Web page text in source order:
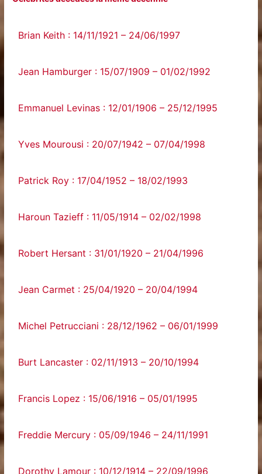
Brian Keith : 14/11/1921 – 24/06/1997
Jean Hamburger : 15/07/1909 – 01/02/1992
Emmanuel Levinas : 12/01/1906 – 25/12/1995
Yves Mourousi : 20/07/1942 – 07/04/1998
Patrick Roy : 17/04/1952 – 18/02/1993
Haroun Tazieff : 11/05/1914 – 02/02/1998
Robert Hersant : 31/01/1920 – 21/04/1996
Jean Carmet : 25/04/1920 – 20/04/1994
Michel Petrucciani : 28/12/1962 – 06/01/1999
Burt Lancaster : 02/11/1913 – 20/10/1994
Francis Lopez : 15/06/1916 – 05/01/1995
Freddie Mercury : 05/09/1946 – 24/11/1991
Dorothy Lamour : 10/12/1914 – 22/09/1996